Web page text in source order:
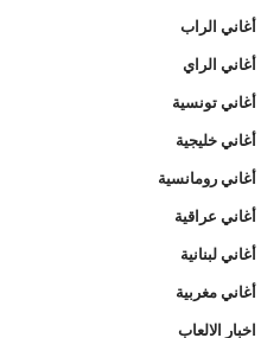
أغاني الراب
أغاني الراي
أغاني تونسية
أغاني خليجية
أغاني رومانسية
أغاني عراقية
أغاني لبنانية
أغاني مغربية
اخبار الالعاب